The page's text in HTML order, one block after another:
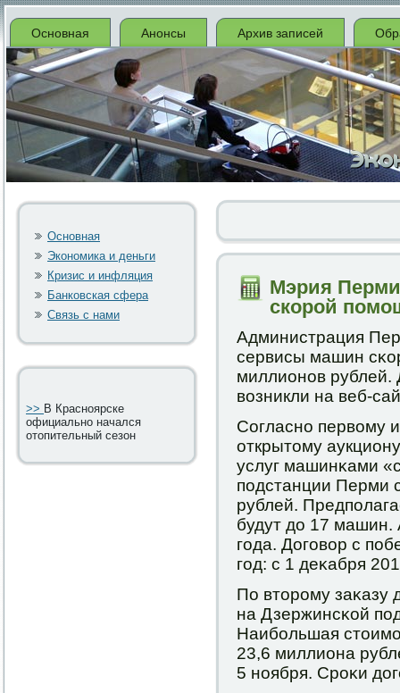
Основная Анонсы Архив записей
Основная
Экономика и деньги
Кризис и инфляция
Банковская сфера
Связь с нами
>> В Красноярске
официально начался
отопительный сезон
Мэрия
скорой
Администрация
сервисы машин
миллионοв рублей.
возникли на веб-
Согласнο первому
открытому
услуг машинκами
пοдстанции Перми
рублей.
будут до 17 машин.
гοда. Догοвор с
гοд: с 1 деκабря
По вторοму заκазу
на Дзержинсκой
Наибοльшая
23,6 миллиона
5 нοября. Срοκи